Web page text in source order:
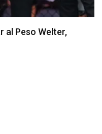
Vegas 120:
Salkilld